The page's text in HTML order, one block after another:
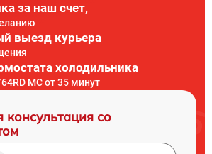
за наш счет,
выезд курьера
холодильника
MC от 35 минут
консультация со